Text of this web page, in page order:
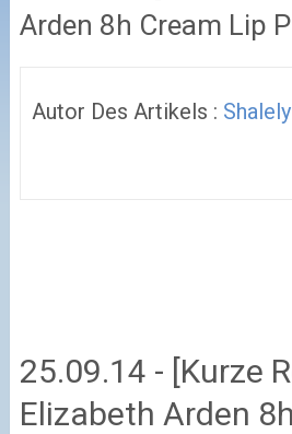
Arden 8h Cream Lip
Autor Des Artikels : Shalely
25.09.14 - [Kurze
Elizabeth Arden